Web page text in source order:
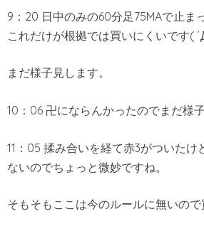
9：20 日中のみの60分足75MAで止ま
これだけが根拠では買いにくいです(
まだ様子見します。
10：06 卍にならんかったのでまだ様子
11：05 揉み合いを経て赤3がついたけ
ないのでちょっと微妙ですね。
そもそもここは今のルールに無いの